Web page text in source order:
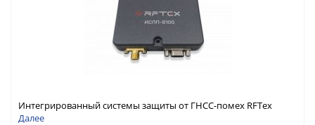
Интегрированный системы защиты от ГНСС-помех RFТех
ИСПП 8100
Далее